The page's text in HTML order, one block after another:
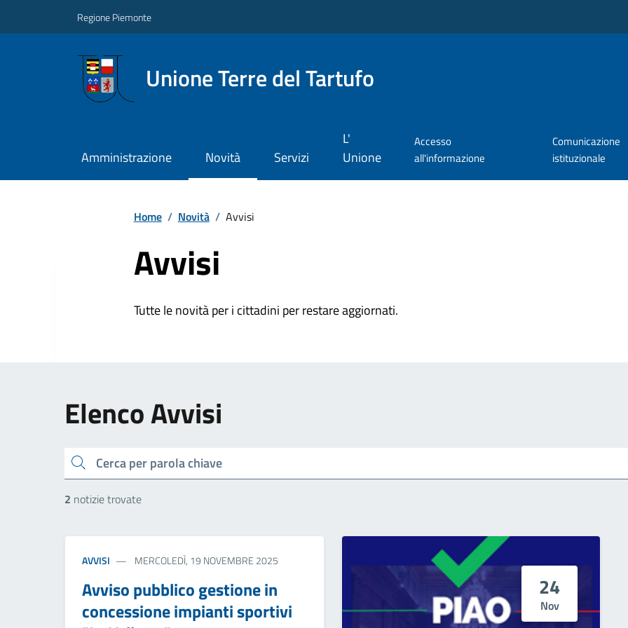
Regione Piemonte
Unione Terre del Tartufo
Amministrazione Novità Servizi
L'
Unione
Accesso
all'informazione
Comunicazione
istituzionale
Home / Novità / Avvisi
Avvisi
Tutte le novità per i cittadini per restare aggiornati.
Elenco Avvisi
cerca
2 notizie trovate
AVVISI MERCOLEDÌ, 19 NOVEMBRE 2025
Avviso pubblico gestione in
concessione impianti sportivi
24
Nov